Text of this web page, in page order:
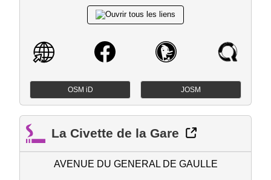
OSM iD JOSM
La Civette de la Gare
AVENUE DU GENERAL DE GAULLE